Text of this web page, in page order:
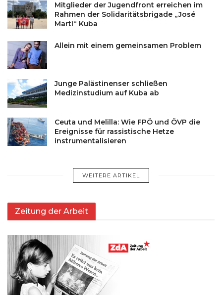
Mitglieder der Jugendfront erreichen im
Rahmen der Solidaritätsbrigade „José
Martí“ Kuba
Allein mit einem gemeinsamen Problem
Junge Palästinenser schließen
Medizinstudium auf Kuba ab
Ceuta und Melilla: Wie FPÖ und ÖVP die
Ereignisse für rassistische Hetze
instrumentalisieren
WEITERE ARTIKEL
Zeitung der Arbeit